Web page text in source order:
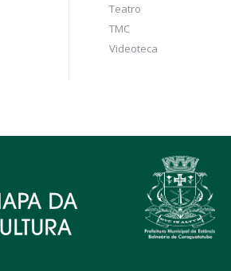
Teatro
TMC
Videoteca